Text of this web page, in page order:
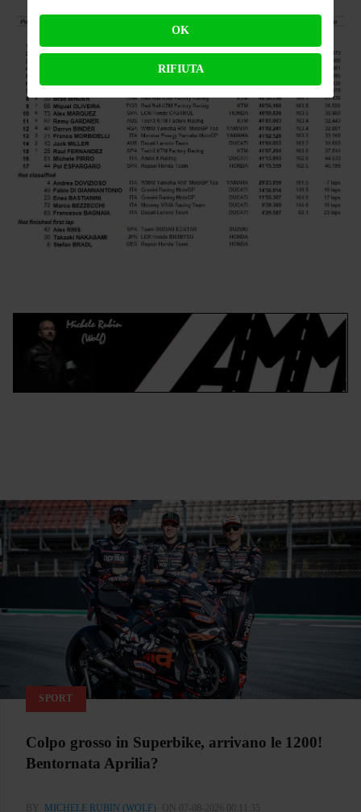
SPORT
Colpo grosso in Superbike, arrivano le 1200!
Bentornata Aprilia?
BY MICHELE RUBIN (WOLF) ON 07-08-2026 00:11:35
OK
RIFIUTA